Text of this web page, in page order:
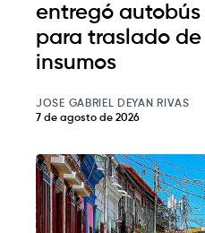
entregó autobús
para traslado
insumos
JOSE GABRIEL DEYAN RIVAS
7 de agosto de 2026